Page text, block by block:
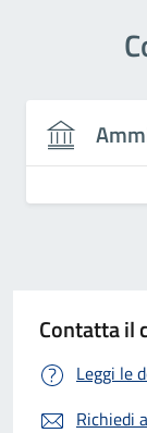
Contatta il
Leggi le
Richiedi